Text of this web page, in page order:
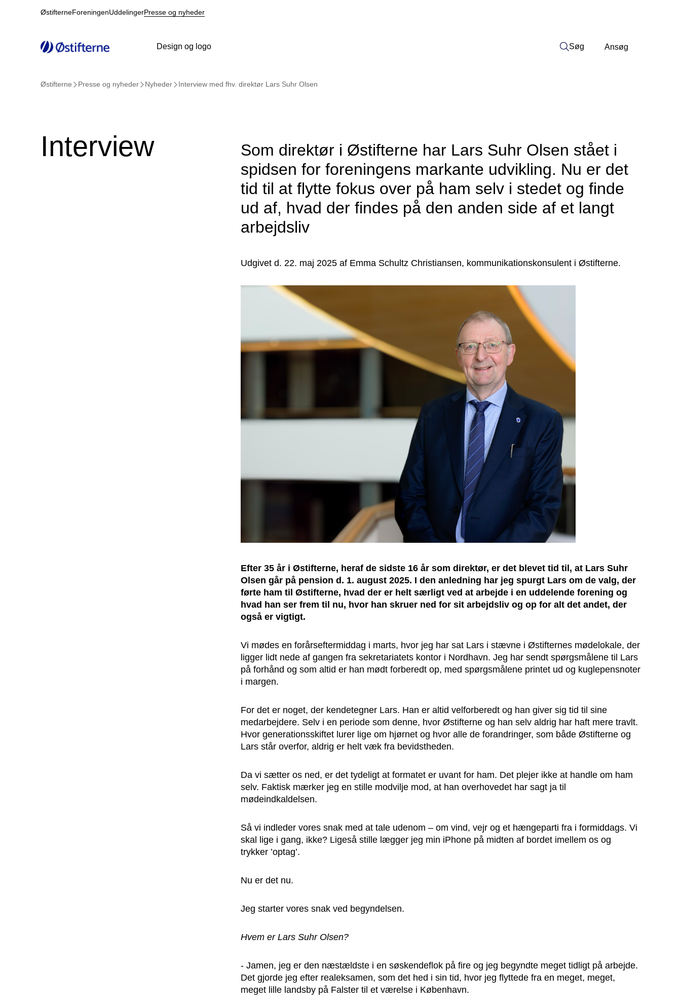
ØstifterneForeningenUddelingerPresse og nyheder
Design og logo Søg Ansøg
Østifterne Presse og nyheder Nyheder Interview med fhv. direktør Lars Suhr Olsen
Interview
Som direktør i Østifterne har Lars Suhr Olsen stået i
spidsen for foreningens markante udvikling. Nu er det
tid til at flytte fokus over på ham selv i stedet og finde
ud af, hvad der findes på den anden side af et langt
arbejdsliv
Udgivet d. 22. maj 2025 af Emma Schultz Christiansen, kommunikationskonsulent i Østifterne.
Efter 35 år i Østifterne, heraf de sidste 16 år som direktør, er det blevet tid til, at Lars Suhr
Olsen går på pension d. 1. august 2025. I den anledning har jeg spurgt Lars om de valg, der
førte ham til Østifterne, hvad der er helt særligt ved at arbejde i en uddelende forening og
hvad han ser frem til nu, hvor han skruer ned for sit arbejdsliv og op for alt det andet, der
også er vigtigt.
Vi mødes en forårseftermiddag i marts, hvor jeg har sat Lars i stævne i Østifternes mødelokale, der
ligger lidt nede af gangen fra sekretariatets kontor i Nordhavn. Jeg har sendt spørgsmålene til Lars
på forhånd og som altid er han mødt forberedt op, med spørgsmålene printet ud og kuglepensnoter
i margen.
For det er noget, der kendetegner Lars. Han er altid velforberedt og han giver sig tid til sine
medarbejdere. Selv i en periode som denne, hvor Østifterne og han selv aldrig har haft mere travlt.
Hvor generationsskiftet lurer lige om hjørnet og hvor alle de forandringer, som både Østifterne og
Lars står overfor, aldrig er helt væk fra bevidstheden.
Da vi sætter os ned, er det tydeligt at formatet er uvant for ham. Det plejer ikke at handle om ham
selv. Faktisk mærker jeg en stille modvilje mod, at han overhovedet har sagt ja til
mødeindkaldelsen.
Så vi indleder vores snak med at tale udenom – om vind, vejr og et hængeparti fra i formiddags. Vi
skal lige i gang, ikke? Ligeså stille lægger jeg min iPhone på midten af bordet imellem os og
trykker ’optag’.
Nu er det nu.
Jeg starter vores snak ved begyndelsen.
Hvem er Lars Suhr Olsen?
- Jamen, jeg er den næstældste i en søskendeflok på fire og jeg begyndte meget tidligt på arbejde.
Det gjorde jeg efter realeksamen, som det hed i sin tid, hvor jeg flyttede fra en meget, meget,
meget lille landsby på Falster til et værelse i København.